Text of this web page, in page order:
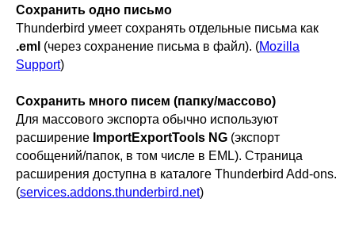
Сохранить одно письмо
Thunderbird умеет сохранять отдельные письма как
.eml (через сохранение письма в файл). (Mozilla
Support)
Сохранить много писем (папку/массово)
Для массового экспорта обычно используют
расширение ImportExportTools NG (экспорт
сообщений/папок, в том числе в EML). Страница
расширения доступна в каталоге Thunderbird Add-ons.
(services.addons.thunderbird.net)